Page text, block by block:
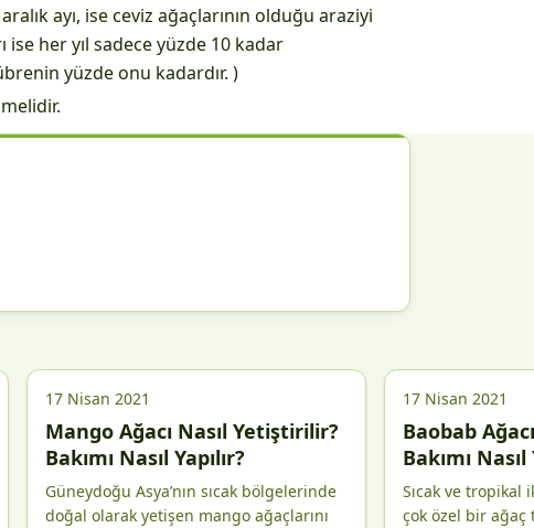
ayı, ise ceviz ağaçlarının olduğu araziyi
her yıl sadece yüzde 10 kadar
yüzde onu kadardır. )
17 Nisan 2021
Mango Ağacı Nasıl Yetiştirilir?
Bakımı Nasıl Yapılır?
Güneydoğu Asya’nın sıcak bölgelerinde
doğal olarak yetişen mango ağaçlarını
17 Nisan 2021
Baobab
Bakımı Nasıl
Sıcak ve
çok özel bir ağaç